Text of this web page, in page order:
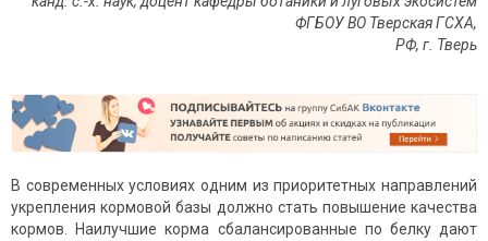
ФГБОУ ВО Тверская ГСХА,
РФ, г. Тверь
В современных условиях одним из приоритетных направлений
укрепления кормовой базы должно стать повышение качества
кормов. Наилучшие корма сбалансированные по белку дают